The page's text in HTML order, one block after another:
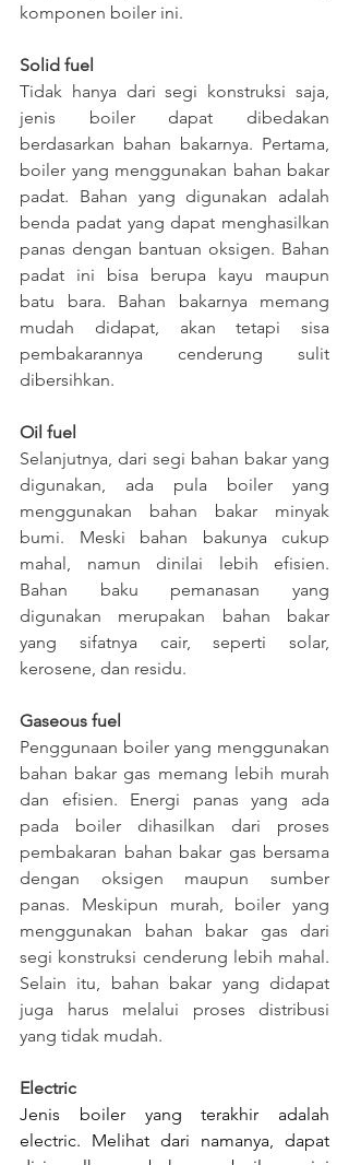
komponen boiler ini.
Solid fuel
Tidak hanya dari segi konstruksi saja,
jenis boiler dapat dibedakan
berdasarkan bahan bakarnya. Pertama,
boiler yang menggunakan bahan bakar
padat. Bahan yang digunakan adalah
benda padat yang dapat menghasilkan
panas dengan bantuan oksigen. Bahan
padat ini bisa berupa kayu maupun
batu bara. Bahan bakarnya memang
mudah didapat, akan tetapi sisa
pembakarannya cenderung sulit
dibersihkan.
Oil fuel
Selanjutnya, dari segi bahan bakar yang
digunakan, ada pula boiler yang
menggunakan bahan bakar minyak
bumi. Meski bahan bakunya cukup
mahal, namun dinilai lebih efisien.
Bahan baku pemanasan yang
digunakan merupakan bahan bakar
yang sifatnya cair, seperti solar,
kerosene, dan residu.
Gaseous fuel
Penggunaan boiler yang menggunakan
bahan bakar gas memang lebih murah
dan efisien. Energi panas yang ada
pada boiler dihasilkan dari proses
pembakaran bahan bakar gas bersama
dengan oksigen maupun sumber
panas. Meskipun murah, boiler yang
menggunakan bahan bakar gas dari
segi konstruksi cenderung lebih mahal.
Selain itu, bahan bakar yang didapat
juga harus melalui proses distribusi
yang tidak mudah.
Electric
Jenis boiler yang terakhir adalah
electric. Melihat dari namanya, dapat